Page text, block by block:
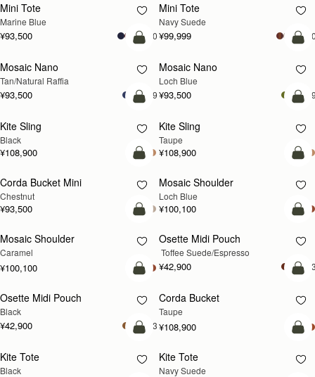
Mini Tote
Marine Blue
¥93,500 +10
新登場
Mini Tote
Navy Suede
¥99,999
予約する
予約する
Mosaic Nano
Tan/Natural Raffia
¥93,500 +9
新登場
カ
Mosaic Nano
Loch Blue
¥93,500
カートに追加
Kite Sling
Black
¥108,900
カ
Kite Sling
Taupe
¥108,900
カートに追加
Corda Bucket Mini
Chestnut
¥93,500
新登場
カ
Mosaic Shoulder
Loch Blue
¥100,100
予約する
予約する
Mosaic Shoulder
Caramel
¥100,100
カ
Osette Midi Pouch
Toffee Suede/Espresso
¥42,900
カートに追加
Osette Midi Pouch
Black
¥42,900 +3
カ
Corda Bucket
Taupe
¥108,900
カートに追加
Kite Tote
Black
新登場
カ
Kite Tote
Navy Suede